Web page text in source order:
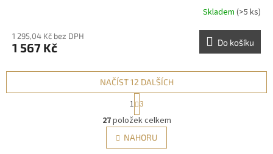
Skladem (>5 ks)
1 295,04 Kč bez DPH
1 567 Kč Do košíku
O
v
l
á
NAČÍST 12 DALŠÍCH
t
r
á
n
k
1 3
27položek celkem
NAHORU